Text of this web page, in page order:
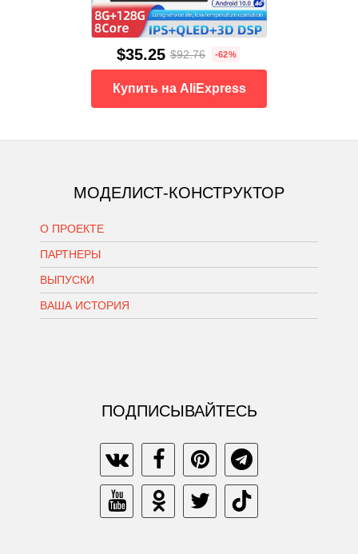
$35.25 $92.76 -62%
Купить на AliExpress
МОДЕЛИСТ-КОНСТРУКТОР
О ПРОЕКТЕ
ПАРТНЕРЫ
ВЫПУСКИ
ВАША ИСТОРИЯ
ПОДПИСЫВАЙТЕСЬ